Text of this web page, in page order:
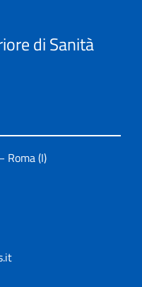
di Sanità
Roma (I)